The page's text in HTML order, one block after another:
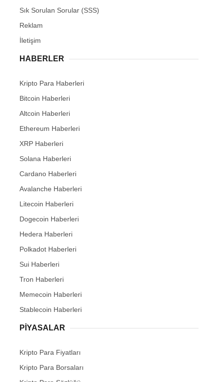
Sık Sorulan Sorular (SSS)
Reklam
İletişim
HABERLER
Kripto Para Haberleri
Bitcoin Haberleri
Altcoin Haberleri
Ethereum Haberleri
XRP Haberleri
Solana Haberleri
Cardano Haberleri
Avalanche Haberleri
Litecoin Haberleri
Dogecoin Haberleri
Hedera Haberleri
Polkadot Haberleri
Sui Haberleri
Tron Haberleri
Memecoin Haberleri
Stablecoin Haberleri
PIYASALAR
Kripto Para Fiyatları
Kripto Para Borsaları